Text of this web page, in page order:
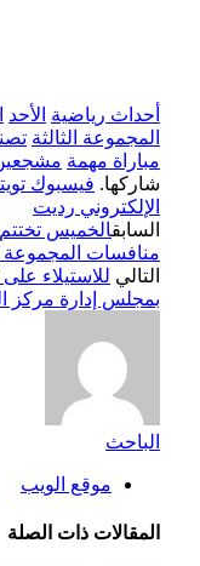
أحداث رياضية الأحد
المجموعة الثالثة
مباراة مهمة مشجعين
شاركها. فيسبوك تويتر
الإلكتروني رديت
السابقالخميس تختتم
منافسات المجموعة
التالي
بمجلس إدارة مركز
الباحث
موقع الويب
المقالاتذات الصلة